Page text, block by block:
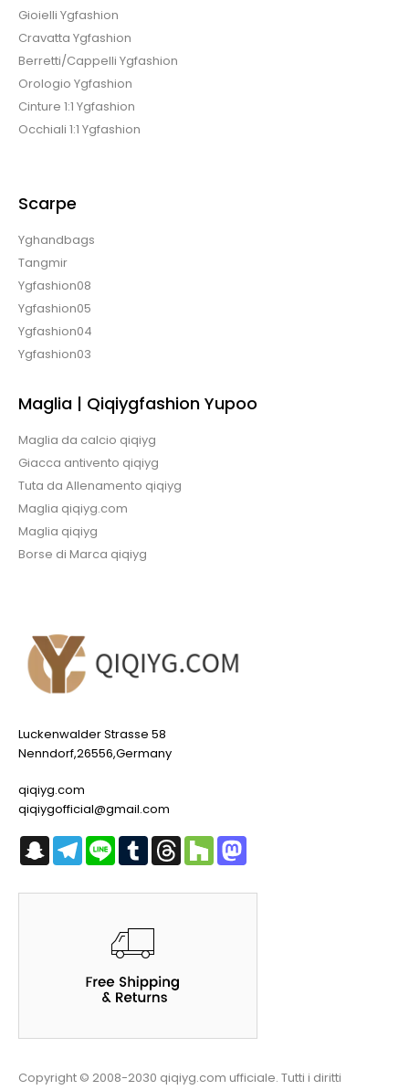
Gioielli Ygfashion
Cravatta Ygfashion
Berretti/Cappelli Ygfashion
Orologio Ygfashion
Cinture 1:1 Ygfashion
Occhiali 1:1 Ygfashion
Scarpe
Yghandbags
Tangmir
Ygfashion08
Ygfashion05
Ygfashion04
Ygfashion03
Maglia | Qiqiygfashion Yupoo
Maglia da calcio qiqiyg
Giacca antivento qiqiyg
Tuta da Allenamento qiqiyg
Maglia qiqiyg.com
Maglia qiqiyg
Borse di Marca qiqiyg
Luckenwalder Strasse 58
Nenndorf,26556,Germany
qiqiyg.com
qiqiygofficial@gmail.com
SnapchatTelegram
Line TumblrThreadsHouzz
Copyright © 2008-2030 qiqiyg.com ufficiale. Tutti i diritti